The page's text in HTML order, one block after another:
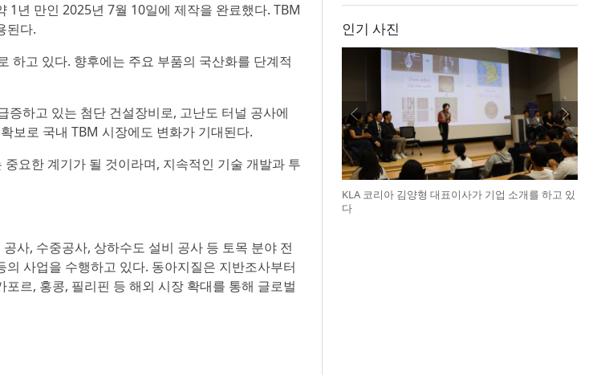
년 만인 2025년 7월 10일에 제작을 완료했다. TBM
된다.
하고 있다. 향후에는 주요 부품의 국산화를 단계적
하고 있는 첨단 건설장비로, 고난도 터널 공사에
보로 국내 TBM 시장에도 변화가 기대된다.
요한 계기가 될 것이라며, 지속적인 기술 개발과 투
사, 수중공사, 상하수도 설비 공사 등 토목 분야 전
사업을 수행하고 있다. 동아지질은 지반조사부터
르, 홍콩, 필리핀 등 해외 시장 확대를 통해 글로벌
인기 사진
KLA 코리아 김양형 대표이사가 기업 소개를 하고 있
다